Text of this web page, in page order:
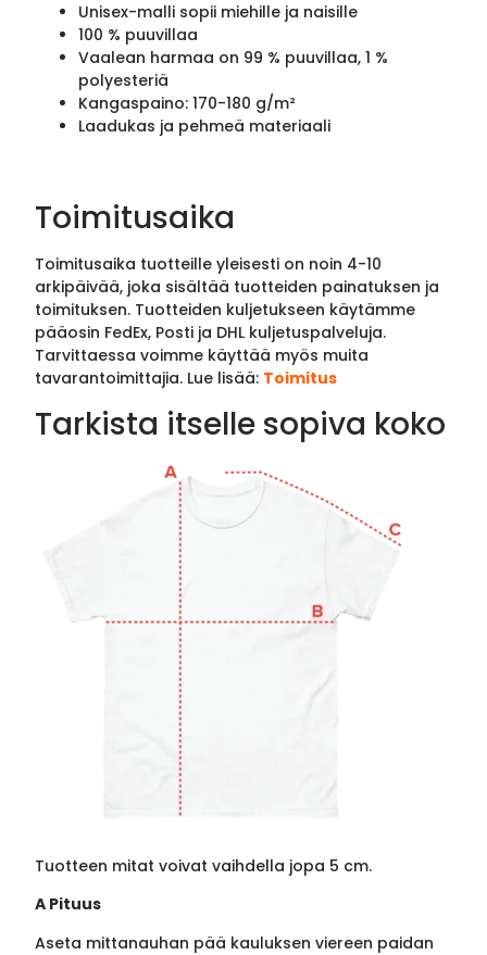
Unisex-malli sopii miehille ja naisille
100 % puuvillaa
Vaalean harmaa on 99 % puuvillaa, 1 %
polyesteriä
Kangaspaino: 170-180 g/m²
Laadukas ja pehmeä materiaali
Toimitusaika
Toimitusaika tuotteille yleisesti on noin 4-10
arkipäivää, joka sisältää tuotteiden painatuksen ja
toimituksen. Tuotteiden kuljetukseen käytämme
pääosin FedEx, Posti ja DHL kuljetuspalveluja.
Tarvittaessa voimme käyttää myös muita
tavarantoimittajia. Lue lisää: Toimitus
Tarkista itselle sopiva koko
Tuotteen mitat voivat vaihdella jopa 5 cm.
A Pituus
Aseta mittanauhan pää kauluksen viereen paidan